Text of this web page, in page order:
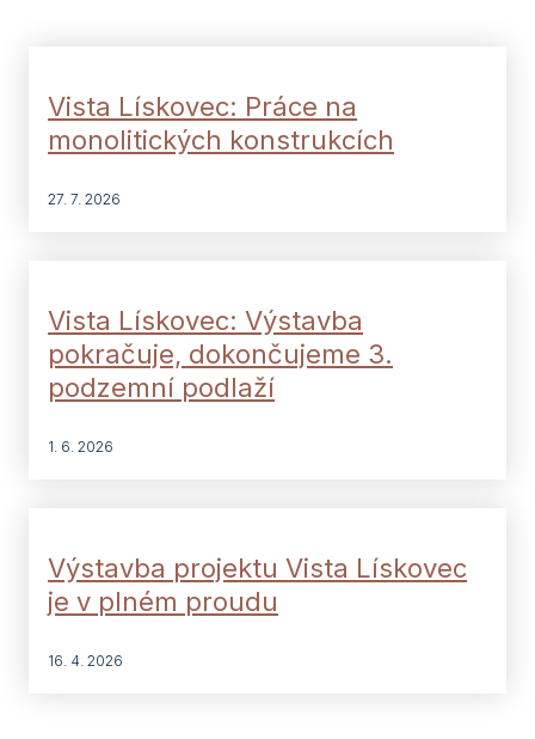
Vista Lískovec: Práce na
monolitických konstrukcích
27. 7. 2026
Vista Lískovec: Výstavba
pokračuje, dokončujeme 3.
podzemní podlaží
1. 6. 2026
Výstavba projektu Vista Lískovec
je v plném proudu
16. 4. 2026